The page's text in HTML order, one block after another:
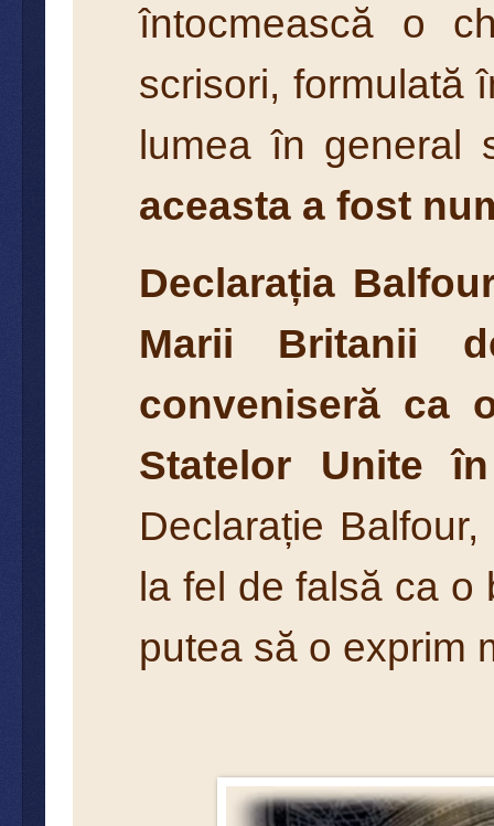
întocmească o
scrisori, formulată
lumea în
aceasta a fost
Declarația
Marii Britanii
conveniseră ca
Statelor Unite
Declarație
la fel de falsă ca
putea să o exprim